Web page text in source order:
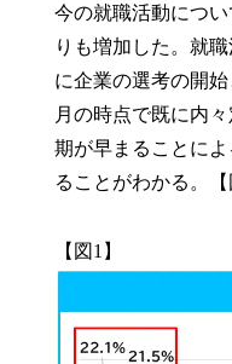
今の就職活動につ
りも増加した。就
に企業の選考の開
月の時点で既に内
期が早まることに
ることがわかる。
【図1】